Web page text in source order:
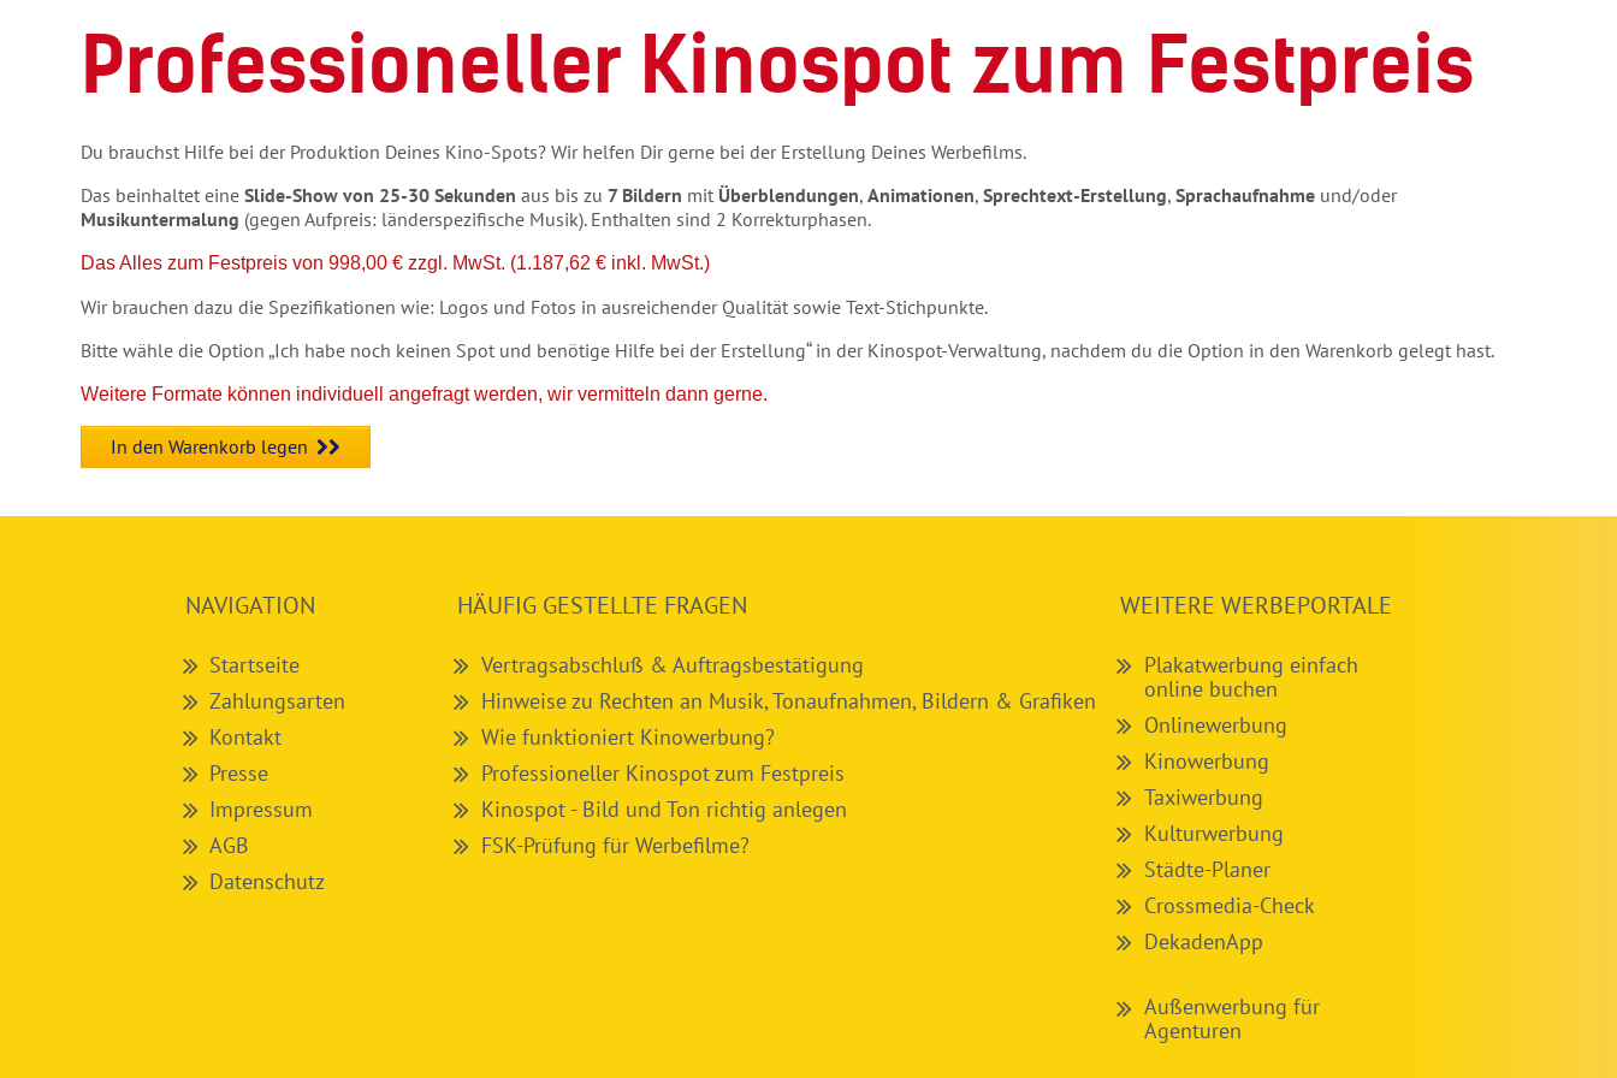
Professioneller Kinospot zum Festpreis
Du brauchst Hilfe bei der Produktion Deines Kino-Spots? Wir helfen Dir gerne bei der Erstellung Deines Werbefilms.
Das beinhaltet eineSlide-Show von 25-30 Sekunden aus bis zu 7 Bildern mit Überblendungen,Animationen,Sprechtext-Erstellung,Sprachaufnahme und/oder
Musikuntermalung (gegen Aufpreis: länderspezifische Musik). Enthalten sind 2 Korrekturphasen.
Das Alles zum Festpreis von 998,00 € zzgl. MwSt. (1.187,62 € inkl. MwSt.)
Wir brauchen dazu die Spezifikationen wie: Logos und Fotos in ausreichender Qualität sowie Text-Stichpunkte.
Bitte wähle die Option „Ich habe noch keinen Spot und benötige Hilfe bei der Erstellung“ in der Kinospot-Verwaltung, nachdem du die Option in den Warenkorb gelegt hast.
Weitere Formate können individuell angefragt werden, wir vermitteln dann gerne.
In den Warenkorb legen
NAVIGATION
Startseite
Zahlungsarten
Kontakt
Presse
Impressum
AGB
Datenschutz
HÄUFIG GESTELLTE FRAGEN
Vertragsabschluß & Auftragsbestätigung
Hinweise zu Rechten an Musik, Tonaufnahmen, Bildern & Grafiken
Wie funktioniert Kinowerbung?
Professioneller Kinospot zum Festpreis
Kinospot - Bild und Ton richtig anlegen
FSK-Prüfung für Werbefilme?
WEITERE WERBEPORTALE
Plakatwerbung einfach
online buchen
Onlinewerbung
Kinowerbung
Taxiwerbung
Kulturwerbung
Städte-Planer
Crossmedia-Check
DekadenApp
Außenwerbung für
Agenturen